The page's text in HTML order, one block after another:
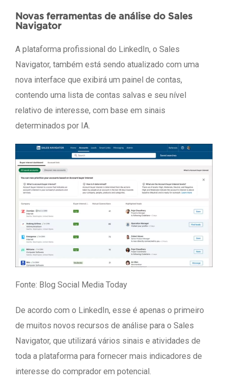
Novas ferramentas de análise do Sales
Navigator
A plataforma profissional do LinkedIn, o Sales
Navigator, também está sendo atualizado com uma
nova interface que exibirá um painel de contas,
contendo uma lista de contas salvas e seu nível
relativo de interesse, com base em sinais
determinados por IA.
Fonte: Blog Social Media Today
De acordo com o LinkedIn, esse é apenas o primeiro
de muitos novos recursos de análise para o Sales
Navigator, que utilizará vários sinais e atividades de
toda a plataforma para fornecer mais indicadores de
interesse do comprador em potencial.